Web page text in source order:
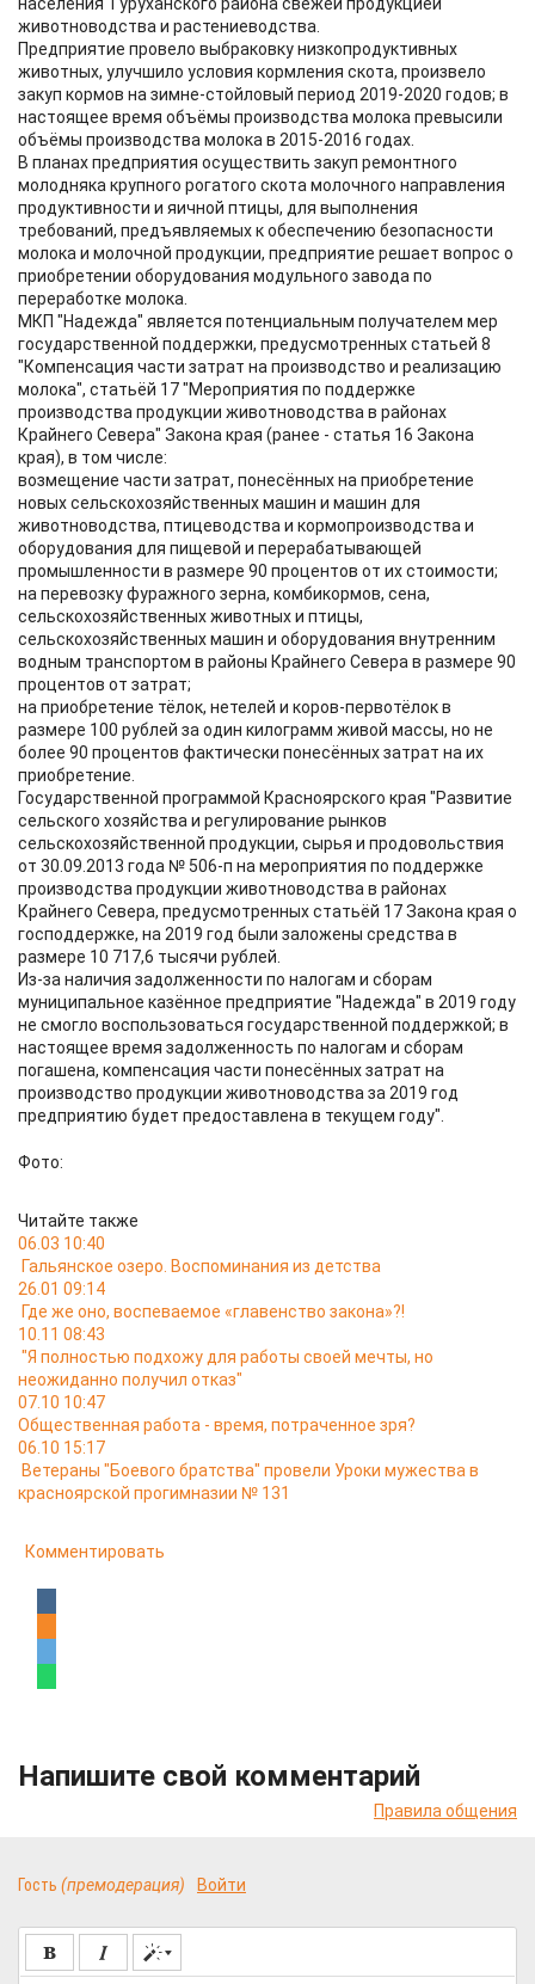
животноводства и растениеводства.
Предприятие провело выбраковку низкопродуктивных
животных, улучшило условия кормления скота, произвело
закуп кормов на зимне-стойловый период 2019-2020 годов; в
настоящее время объёмы производства молока превысили
объёмы производства молока в 2015-2016 годах.
В планах предприятия осуществить закуп ремонтного
молодняка крупного рогатого скота молочного направления
продуктивности и яичной птицы, для выполнения
требований, предъявляемых к обеспечению безопасности
молока и молочной продукции, предприятие решает вопрос о
приобретении оборудования модульного завода по
переработке молока.
МКП "Надежда" является потенциальным получателем мер
государственной поддержки, предусмотренных статьей 8
"Компенсация части затрат на производство и реализацию
молока", статьёй 17 "Мероприятия по поддержке
производства продукции животноводства в районах
Крайнего Севера" Закона края (ранее - статья 16 Закона
края), в том числе:
возмещение части затрат, понесённых на приобретение
новых сельскохозяйственных машин и машин для
животноводства, птицеводства и кормопроизводства и
оборудования для пищевой и перерабатывающей
промышленности в размере 90 процентов от их стоимости;
на перевозку фуражного зерна, комбикормов, сена,
сельскохозяйственных животных и птицы,
сельскохозяйственных машин и оборудования внутренним
водным транспортом в районы Крайнего Севера в размере 90
процентов от затрат;
на приобретение тёлок, нетелей и коров-первотёлок в
размере 100 рублей за один килограмм живой массы, но не
более 90 процентов фактически понесённых затрат на их
приобретение.
Государственной программой Красноярского края "Развитие
сельского хозяйства и регулирование рынков
сельскохозяйственной продукции, сырья и продовольствия
от 30.09.2013 года № 506-п на мероприятия по поддержке
производства продукции животноводства в районах
Крайнего Севера, предусмотренных статьёй 17 Закона края о
господдержке, на 2019 год были заложены средства в
размере 10 717,6 тысячи рублей.
Из-за наличия задолженности по налогам и сборам
муниципальное казённое предприятие "Надежда" в 2019 году
не смогло воспользоваться государственной поддержкой; в
настоящее время задолженность по налогам и сборам
погашена, компенсация части понесённых затрат на
производство продукции животноводства за 2019 год
предприятию будет предоставлена в текущем году".
Фото:
Читайте также
06.03 10:40
Гальянское озеро. Воспоминания из детства
26.01 09:14
Где же оно, воспеваемое «главенство закона»?!
10.11 08:43
"Я полностью подхожу для работы своей мечты, но
неожиданно получил отказ"
07.10 10:47
Общественная работа - время, потраченное зря?
06.10 15:17
Ветераны "Боевого братства" провели Уроки мужества в
красноярской прогимназии № 131
Комментировать
Напишите свой комментарий
Правила общения
Гость (премодерация) Войти